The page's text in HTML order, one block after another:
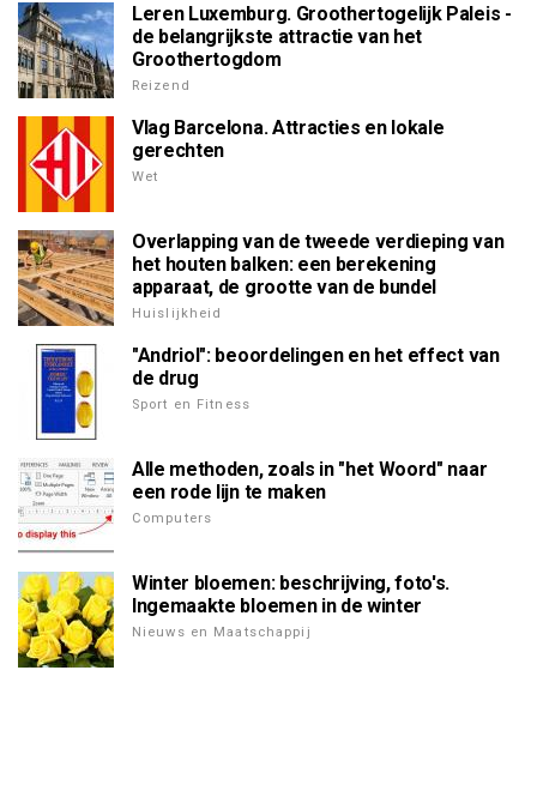
Leren Luxemburg. Groothertogelijk Paleis -
de belangrijkste attractie van het
Groothertogdom
Reizend
Vlag Barcelona. Attracties en lokale
gerechten
Wet
Overlapping van de tweede verdieping van
het houten balken: een berekening
apparaat, de grootte van de bundel
Huislijkheid
"Andriol": beoordelingen en het effect van
de drug
Sport en Fitness
Alle methoden, zoals in "het Woord" naar
een rode lijn te maken
Computers
Winter bloemen: beschrijving, foto's.
Ingemaakte bloemen in de winter
Nieuws en Maatschappij